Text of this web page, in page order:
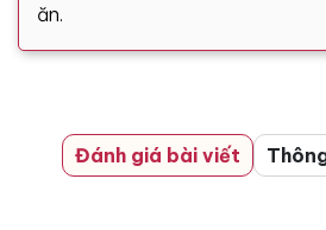
ăn.
Đánh giá bài viết